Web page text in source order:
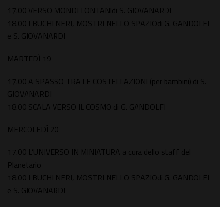
17.00 VERSO MONDI LONTANIdi S. GIOVANARDI
18.00 I BUCHI NERI, MOSTRI NELLO SPAZIOdi G. GANDOLFI
e S. GIOVANARDI
MARTEDÌ 19
17.00 A SPASSO TRA LE COSTELLAZIONI (per bambini) di S.
GIOVANARDI
18.00 SCALA VERSO IL COSMO di G. GANDOLFI
MERCOLEDÌ 20
17.00 L’UNIVERSO IN MINIATURA a cura dello staff del
Planetario
18.00 I BUCHI NERI, MOSTRI NELLO SPAZIOdi G. GANDOLFI
e S. GIOVANARDI